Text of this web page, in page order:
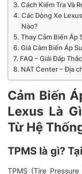
Cách Kiểm Tra Và
Các Dòng Xe
Nào?
Thay Cảm Biến Áp
Giá Cảm Biến Áp
FAQ – Giải Đáp
NAT Center – Địa
Cảm Biến
Lexus Là
Từ Hệ
TPMS là gì?
TPMS (Tire